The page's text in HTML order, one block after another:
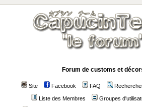
Forum de customs et
Site Facebook FAQ
Liste des Membres Groupes